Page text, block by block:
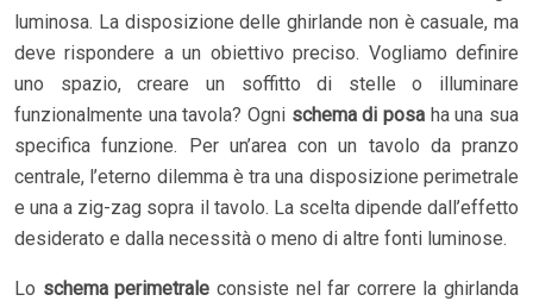
luminosa. La disposizione delle ghirlande non è casuale, ma
deve rispondere a un obiettivo preciso. Vogliamo definire
uno spazio, creare un soffitto di stelle o illuminare
funzionalmente una tavola? Ogni schema di posa ha una sua
specifica funzione. Per un’area con un tavolo da pranzo
centrale, l’eterno dilemma è tra una disposizione perimetrale
e una a zig-zag sopra il tavolo. La scelta dipende dall’effetto
desiderato e dalla necessità o meno di altre fonti luminose.
Lo schema perimetrale consiste nel far correre la ghirlanda